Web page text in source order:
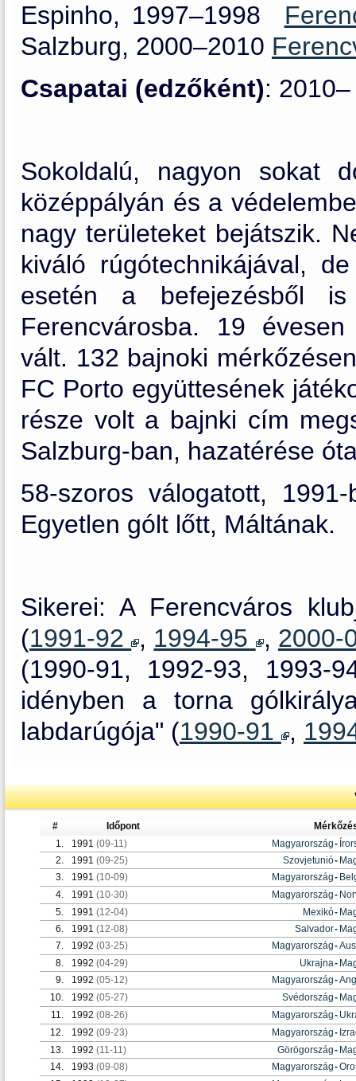
Espinho, 1997–1998
Salzburg, 2000–2010
Csapatai (edzőként):
Sokoldalú, nagyon sokat
középpályán és a
nagy területeket bejátszik.
kiváló rúgótechnikájával,
esetén a befejezésből
Ferencvárosba. 19
vált. 132 bajnoki
FC Porto együttesének
része volt a bajnki cím
Salzburg-ban, hazatérése
58-szoros válogatott,
Egyetlen gólt lőtt, Máltának.
Sikerei: A Ferencváros
(1991-92 , 1994-95 , 2000-
(1990-91, 1992-93, 1993-
idényben a torna
labdarúgója" (1990-91 ,
# Időpont
1.
1991 (09-11) Magyarország-
2.
1991 (09-25) Szovjetunió-
3.
1991 (10-09) Magyarország-
4.
1991 (10-30) Magyarország-
5.
1991 (12-04) Mexikó-
6.
1991 (12-08) Salvador-
7.
1992 (03-25) Magyarország-
8.
1992 (04-29) Ukrajna-
9.
1992 (05-12) Magyarország-
10.
1992 (05-27) Svédország-
11.
1992 (08-26) Magyarország-
12.
1992 (09-23) Magyarország-
13.
1992 (11-11) Görögország-
14.
1993 (09-08) Magyarország-